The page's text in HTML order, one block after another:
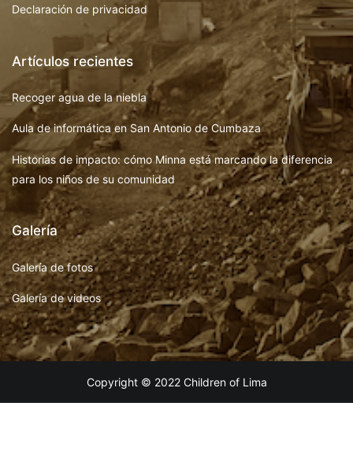
Declaración de privacidad
Artículos recientes
Recoger agua de la niebla
Aula de informática en San Antonio de Cumbaza
Historias de impacto: cómo Minna está marcando la diferencia
para los niños de su comunidad
Galería
Galería de fotos
Galería de videos
Copyright © 2022 Children of Lima